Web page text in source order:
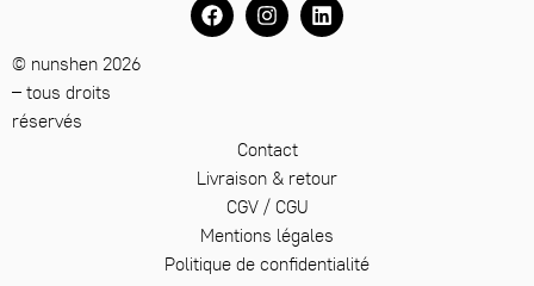
Contact
Livraison & retour
CGV / CGU
Mentions légales
Politique de confidentialité
© nunshen 2026
– tous droits
réservés